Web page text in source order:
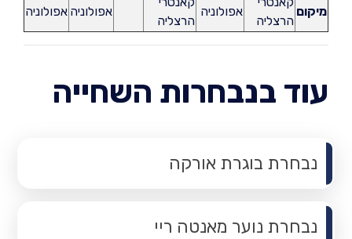
מיקום
הרצליה
אפולוניה
הרצליה
אפולוניה אפולוניה
עוד בנבחרות השחייה
נבחרת בוגרת אורקה
נבחרת נוער מאנטה ריי